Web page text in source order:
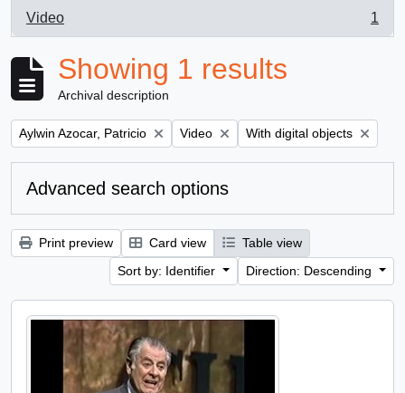
Video
, 1 results
1
Showing 1 results
Archival description
Remove filter:
Aylwin Azocar, Patricio Remove filter:
Video Remove filter:
With digital objects
Advanced search options
Print preview Card view
Table view
Sort by: Identifier
Direction: Descending